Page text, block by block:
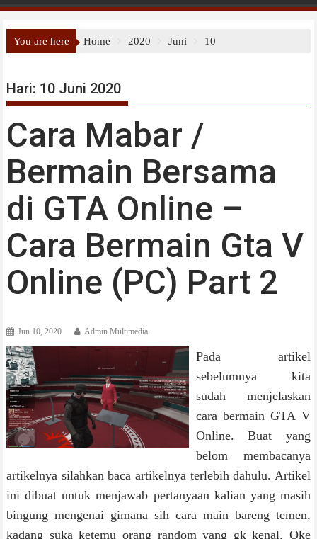
You are here Home 2020 Juni 10
Hari: 10 Juni 2020
Cara Mabar /
Bermain Bersama
di GTA Online –
Cara Bermain Gta V
Online (PC) Part 2
Jun 10, 2020 Admin Multimedia
Pada artikel
sebelumnya kita
sudah menjelaskan
cara bermain GTA V
Online. Buat yang
belom membacanya
artikelnya silahkan baca artikelnya terlebih dahulu. Artikel
ini dibuat untuk menjawab pertanyaan kalian yang masih
bingung mengenai gimana sih cara main bareng temen,
kadang suka ketemu orang random yang gk kenal. Oke